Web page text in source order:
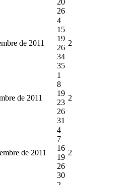
26
de 2011
4
15
19
26
34
35
2
de 2011
1
8
19
23
26
31
2
de 2011
4
7
16
19
26
30
2